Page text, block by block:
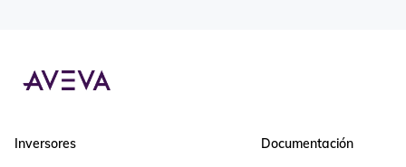
Inversores
Documentación